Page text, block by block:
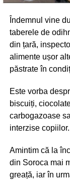
Îndemnul vine
taberele de
din țară,
alimente ușor
păstrate în
Este vorba
biscuiți,
carbogazoase
interzise copiilor.
Amintim că la
din Soroca mai
greață, iar în